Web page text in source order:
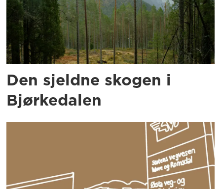
Den sjeldne skogen i
Bjørkedalen